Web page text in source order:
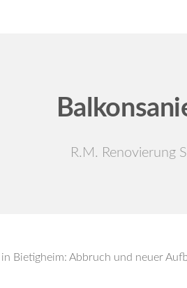
R.M. Renovierung
Bietigheim: Abbruch und neuer